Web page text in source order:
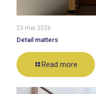
23 mei 2026
Detail matters
Read more